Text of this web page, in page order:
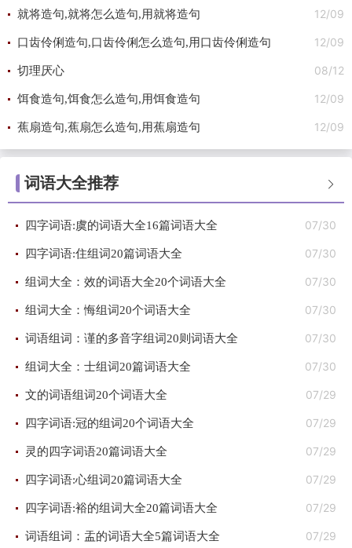
12/09
就将造句,就将怎么造句,用就将造句
12/09
口齿伶俐造句,口齿伶俐怎么造句,用口齿伶俐造句
08/12
切理厌心
12/09
饵食造句,饵食怎么造句,用饵食造句
12/09
蕉扇造句,蕉扇怎么造句,用蕉扇造句

词语大全推荐
07/30
四字词语:虞的词语大全16篇词语大全
07/30
四字词语:住组词20篇词语大全
07/30
组词大全：效的词语大全20个词语大全
07/30
组词大全：悔组词20个词语大全
07/30
词语组词：谨的多音字组词20则词语大全
07/30
组词大全：士组词20篇词语大全
07/29
文的词语组词20个词语大全
07/29
四字词语:冠的组词20个词语大全
07/29
灵的四字词语20篇词语大全
07/29
四字词语:心组词20篇词语大全
07/29
四字词语:裕的组词大全20篇词语大全
07/29
词语组词：盂的词语大全5篇词语大全